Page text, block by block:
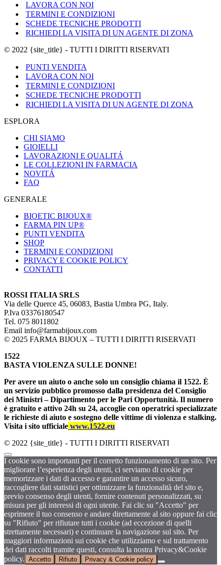
LAVORA CON NOI
TERMINI E CONDIZIONI
SCHEDE TECNICHE PRODOTTI
RICHIEDI LA VISITA DI UN AGENTE DI ZONA
© 2022 {site_title} - TUTTI I DIRITTI RISERVATI
PUNTI VENDITA
LAVORA CON NOI
TERMINI E CONDIZIONI
SCHEDE TECNICHE PRODOTTI
RICHIEDI LA VISITA DI UN AGENTE DI ZONA
ESPLORA
CHI SIAMO
GIOIELLI
LAVORAZIONI E QUALITÁ
LE COLLEZIONI IN FARMACIA
NOVITÁ
FAQ
GENERALE
BIOETIC BIJOUX®
FARMA PIN UP®
PUNTI VENDITA
SHOP
TERMINI E CONDIZIONI
PRIVACY E COOKIE POLICY
CONTATTI
ROSSI ITALIA SRLS
Via delle Querce 45, 06083, Bastia Umbra PG, Italy.
P.Iva 03376180547
Tel. 075 8011802
Email info@farmabijoux.com
© 2025 FARMA BIJOUX – TUTTI I DIRITTI RISERVATI
1522
BASTA VIOLENZA SULLE DONNE!
Per avere un aiuto o anche solo un consiglio chiama il 1522. È
un servizio pubblico promosso dalla presidenza del Consiglio
dei Ministri – Dipartimento per le Pari Opportunità. Il numero
è gratuito e attivo 24h su 24, accoglie con operatrici specializzate
le richieste di aiuto e sostegno delle vittime di violenza e stalking.
Visita i sito ufficiale www.1522.eu
© 2022 {site_title} - TUTTI I DIRITTI RISERVATI
I cookie sono importanti per il corretto funzionamento di un sito. Per
migliorare l’esperienza degli utenti, ci serviamo di cookie per
memorizzare i dati di accesso e garantire un accesso sicuro,
raccogliere dati statistici per ottimizzare la funzionalità del sito e,
previo consenso degli utenti, fornire contenuti personalizzati, su
misura per gli interessi di ogni utente. Fai clic su "Accetto" per
esprimere il tuo consenso e andare direttamente al sito oppure fai clic
su "Rifiuto" per rifiutare tutti i cookie (ad eccezione di quelli
strettamente necessari) e continuare la navigazione sul sito. Per
maggiori informazioni sui cookie che utilizziamo e sul trattamento
dei dati raccolti tramite questi, consulta la nostra Privacy&Cookie
policy. Accetto Rifiuto Privacy & Cookie policy